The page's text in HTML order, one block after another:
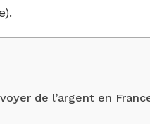
de l’argent en